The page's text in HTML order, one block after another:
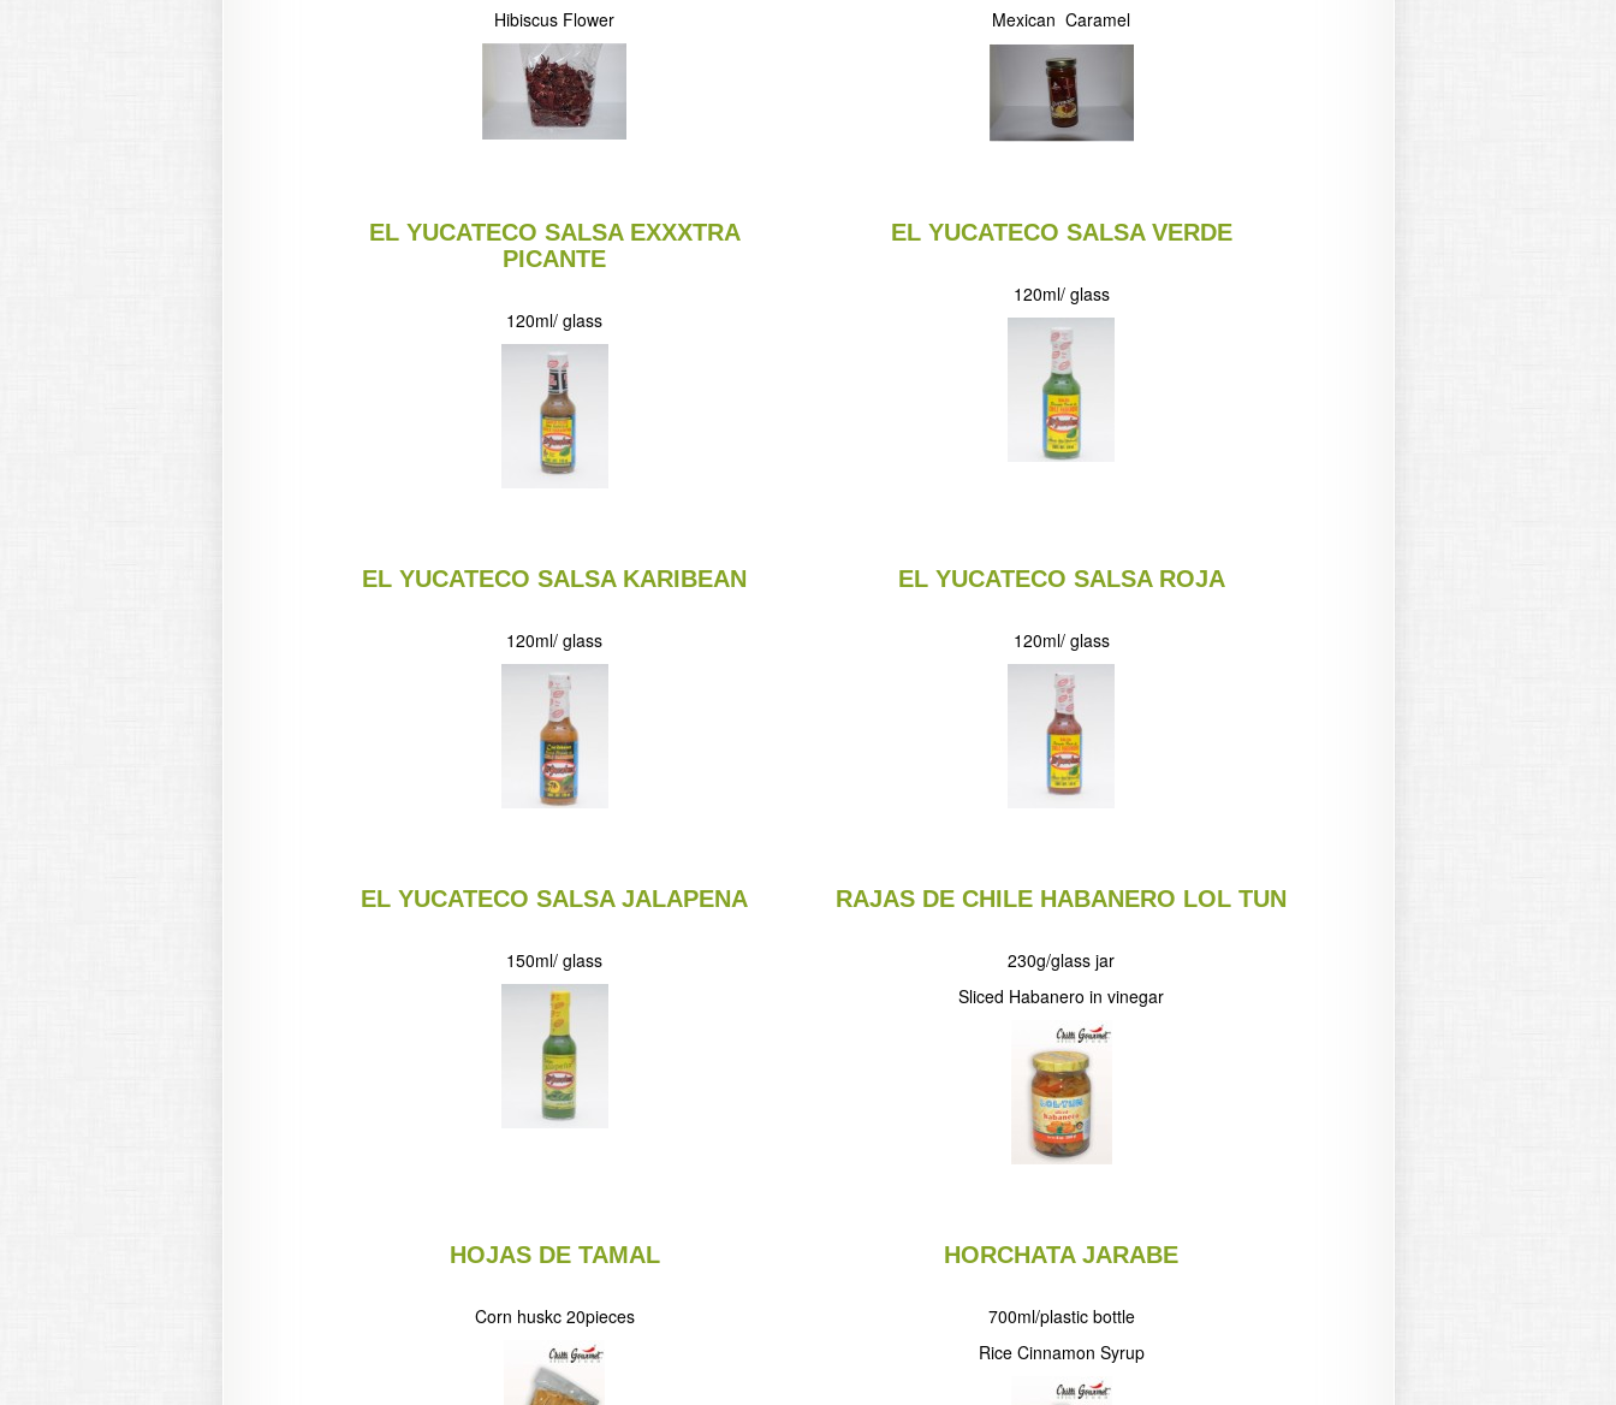
Hibiscus Flower
Mexican Caramel
EL YUCATECO SALSA EXXXTRA
PICANTE
120ml/ glass
EL YUCATECO SALSA VERDE
120ml/ glass
EL YUCATECO SALSA KARIBEAN
120ml/ glass
EL YUCATECO SALSA ROJA
120ml/ glass
EL YUCATECO SALSA JALAPENA
150ml/ glass
RAJAS DE CHILE HABANERO LOL TUN
230g/glass jar
Sliced Habanero in vinegar
HOJAS DE TAMAL
Corn huskc 20pieces
HORCHATA JARABE
700ml/plastic bottle
Rice Cinnamon Syrup